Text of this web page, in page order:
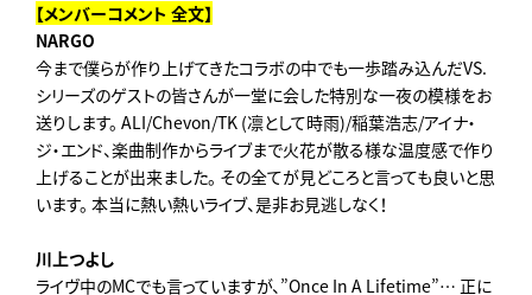
【メンバーコメント 全文】
NARGO
今まで僕らが作り上げてきたコラボの中でも一歩踏み込んだVS.
シリーズのゲストの皆さんが一堂に会した特別な一夜の模様をお
送りします。 ALI/Chevon/TK (凛として時雨)/稲葉浩志/アイナ・
ジ・エンド、楽曲制作からライブまで火花が散る様な温度感で作り
上げることが出来ました。 その全てが見どころと言っても良いと思
います。 本当に熱い熱いライブ、是非お見逃しなく！
川上つよし
ライヴ中のMCでも言っていますが、”Once In A Lifetime”… 正に